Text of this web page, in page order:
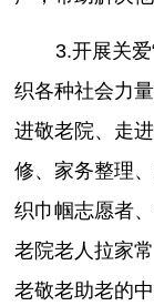
3.开展关
织各种社会力
进敬老院、走
修、家务整理
织巾帼志愿者
老院老人拉家
老敬老助老的